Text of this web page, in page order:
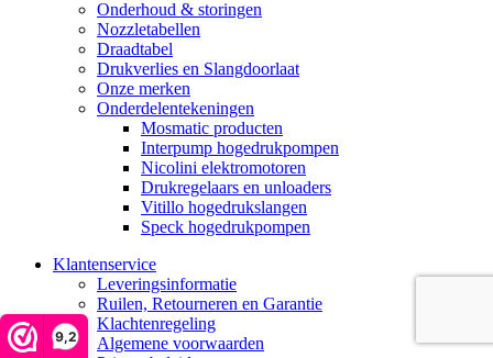
9,2
Onderhoud & storingen
Nozzletabellen
Draadtabel
Drukverlies en Slangdoorlaat
Onze merken
Onderdelentekeningen
Mosmatic producten
Interpump hogedrukpompen
Nicolini elektromotoren
Drukregelaars en unloaders
Vitillo hogedrukslangen
Speck hogedrukpompen
Klantenservice
Leveringsinformatie
Ruilen, Retourneren en Garantie
Klachtenregeling
Algemene voorwaarden